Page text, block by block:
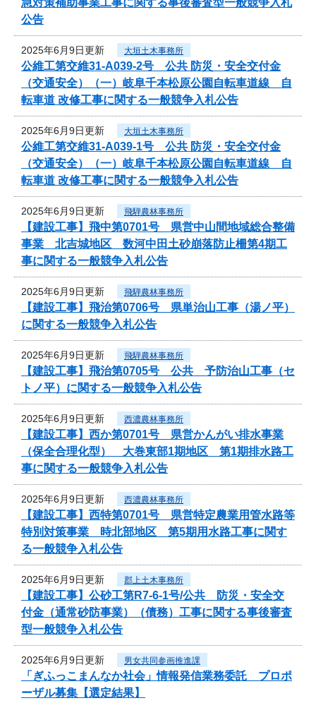
公告
2025年6月9日更新 大垣土木事務所
公維工第交維31-A039-2号 公共 防災・安全交付金
（交通安全）（一）岐阜千本松原公園自転車道線 自
転車道 改修工事に関する一般競争入札公告
2025年6月9日更新 大垣土木事務所
公維工第交維31-A039-1号 公共 防災・安全交付金
（交通安全）（一）岐阜千本松原公園自転車道線 自
転車道 改修工事に関する一般競争入札公告
2025年6月9日更新 飛騨農林事務所
【建設工事】飛中第0701号 県営中山間地域総合整備
事業 北吉城地区 数河中田土砂崩落防止柵第4期工
事に関する一般競争入札公告
2025年6月9日更新 飛騨農林事務所
【建設工事】飛治第0706号 県単治山工事（湯ノ平）
に関する一般競争入札公告
2025年6月9日更新 飛騨農林事務所
【建設工事】飛治第0705号 公共 予防治山工事（セ
トノ平）に関する一般競争入札公告
2025年6月9日更新 西濃農林事務所
【建設工事】西か第0701号 県営かんがい排水事業
（保全合理化型） 大巻東部1期地区 第1期排水路工
事に関する一般競争入札公告
2025年6月9日更新 西濃農林事務所
【建設工事】西特第0701号 県営特定農業用管水路等
特別対策事業 時北部地区 第5期用水路工事に関す
る一般競争入札公告
2025年6月9日更新 郡上土木事務所
【建設工事】公砂工第R7-6-1号/公共 防災・安全交
付金（通常砂防事業）（債務）工事に関する事後審査
型一般競争入札公告
2025年6月9日更新 男女共同参画推進課
「ぎふっこまんなか社会」情報発信業務委託 プロポ
ーザル募集【選定結果】